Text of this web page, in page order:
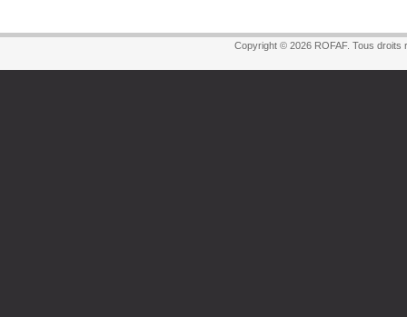
Copyright © 2026 ROFAF. Tous droits